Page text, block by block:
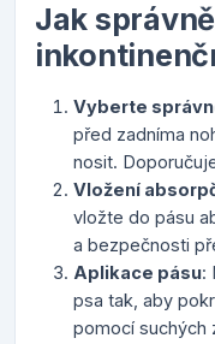
Jak
Vyberte
před zadníma
nosit.
Vložení
vložte do pásu
a bezpečnosti
Aplikace pásu:
psa tak, aby
pomocí suchých